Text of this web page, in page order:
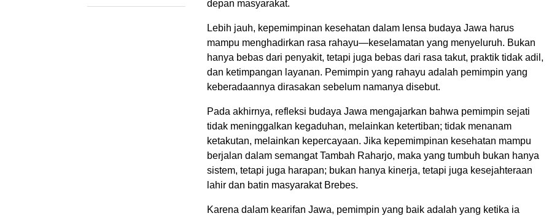
depan masyarakat.
Lebih jauh, kepemimpinan kesehatan dalam lensa budaya Jawa harus
mampu menghadirkan rasa rahayu—keselamatan yang menyeluruh. Bukan
hanya bebas dari penyakit, tetapi juga bebas dari rasa takut, praktik tidak adil,
dan ketimpangan layanan. Pemimpin yang rahayu adalah pemimpin yang
keberadaannya dirasakan sebelum namanya disebut.
Pada akhirnya, refleksi budaya Jawa mengajarkan bahwa pemimpin sejati
tidak meninggalkan kegaduhan, melainkan ketertiban; tidak menanam
ketakutan, melainkan kepercayaan. Jika kepemimpinan kesehatan mampu
berjalan dalam semangat Tambah Raharjo, maka yang tumbuh bukan hanya
sistem, tetapi juga harapan; bukan hanya kinerja, tetapi juga kesejahteraan
lahir dan batin masyarakat Brebes.
Karena dalam kearifan Jawa, pemimpin yang baik adalah yang ketika ia